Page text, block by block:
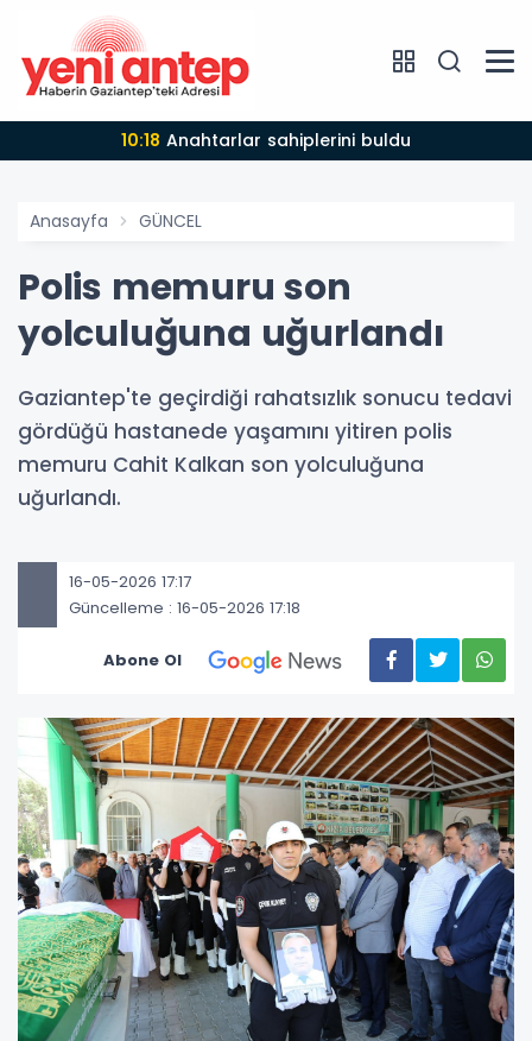
10:18 Anahtarlar sahiplerini buldu
Anasayfa GÜNCEL
Polis memuru son
yolculuğuna uğurlandı
Gaziantep'te geçirdiği rahatsızlık sonucu tedavi
gördüğü hastanede yaşamını yitiren polis
memuru Cahit Kalkan son yolculuğuna
uğurlandı.
16-05-2026 17:17
Güncelleme : 16-05-2026 17:18
Abone Ol